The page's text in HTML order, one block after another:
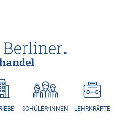
SCHÜLER*INNEN LEHRKRÄFTE